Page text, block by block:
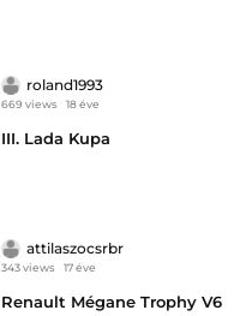
roland1993
669 views 18 éve
III. Lada Kupa
attilaszocsrbr
343 views 17 éve
Renault Mégane Trophy V6